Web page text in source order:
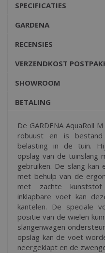
SPECIFICATIES
GARDENA
RECENSIES
VERZENDKOST
SHOWROOM
BETALING
De GARDENA AquaRoll
robuust en is
belasting in de tuin.
opslag van de tuinslang
gebruiken. De slang
met behulp van de
met zachte
inklapbare voet kan
kantelen. De speciale
positie van de wielen
slangenwagen
opslag kan de voet
neergeklapt en de